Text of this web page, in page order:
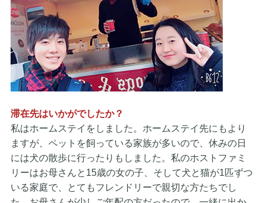
滞在先はいかがでしたか？
私はホームステイをしました。ホームステイ先にもより
ますが、ペットを飼っている家族が多いので、休みの日
には犬の散歩に行ったりもしました。私のホストファミ
リーはお母さんと15歳の女の子、そして犬と猫が1匹ずつ
いる家庭で、とてもフレンドリーで親切な方たちでし